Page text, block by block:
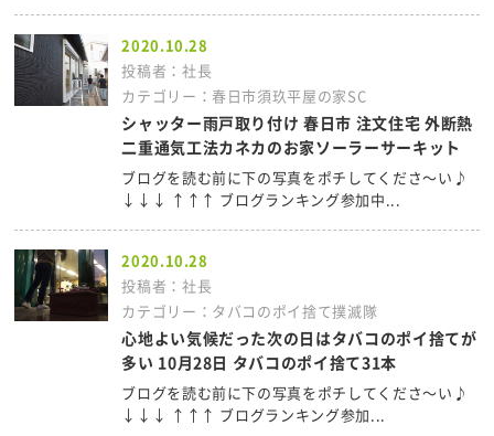
2020.10.28
投稿者：社長
カテゴリー：春日市須玖平屋の家SC
シャッター雨戸取り付け 春日市 注文住宅 外断熱
二重通気工法カネカのお家ソーラーサーキット
ブログを読む前に下の写真をポチしてくださ～い♪
↓↓↓ ↑↑↑ ブログランキング参加中...
2020.10.28
投稿者：社長
カテゴリー：タバコのポイ捨て撲滅隊
心地よい気候だった次の日はタバコのポイ捨てが
多い 10月28日 タバコのポイ捨て31本
ブログを読む前に下の写真をポチしてくださ～い♪
↓↓↓ ↑↑↑ ブログランキング参加...